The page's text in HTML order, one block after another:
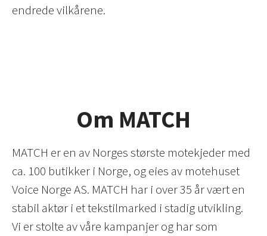
endrede vilkårene.
Om MATCH
MATCH er en av Norges største motekjeder med
ca. 100 butikker i Norge, og eies av motehuset
Voice Norge AS. MATCH har i over 35 år vært en
stabil aktør i et tekstilmarked i stadig utvikling.
Vi er stolte av våre kampanjer og har som